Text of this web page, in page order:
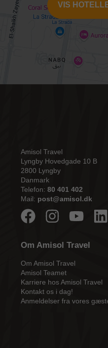
VIS
Amisol Travel
Lyngby Hovedgade 10 B
2800 Lyngby
Danmark
Telefon: 80 401 402
Mail: post@amisol.dk
Om Amisol Travel
Om Amisol Travel
Amisol Teamet
Karriere hos Amisol Travel
Kontakt os i dag!
Anmeldelser fra vores